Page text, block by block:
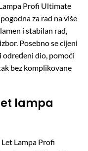
Profi Ultimate
za rad na više
i stabilan rad,
Posebno se cijeni
određeni dio, pomoći
bez komplikovane
lampa
Lampa Profi